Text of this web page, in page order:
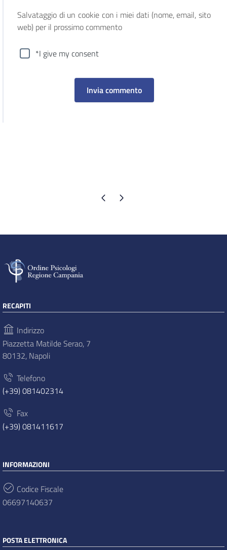
Salvataggio di un cookie con i miei dati (nome, email, sito
web) per il prossimo commento
*I give my consent
Pagina precedente
Pagina successiva
RECAPITI
Indirizzo
Piazzetta Matilde Serao, 7
80132, Napoli
Telefono
(+39) 081402314
Fax
(+39) 081411617
INFORMAZIONI
Codice Fiscale
06697140637
POSTA ELETTRONICA